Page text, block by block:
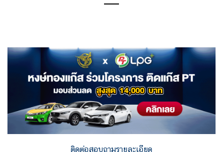
ติดต่อสอบถามรายละเอียด